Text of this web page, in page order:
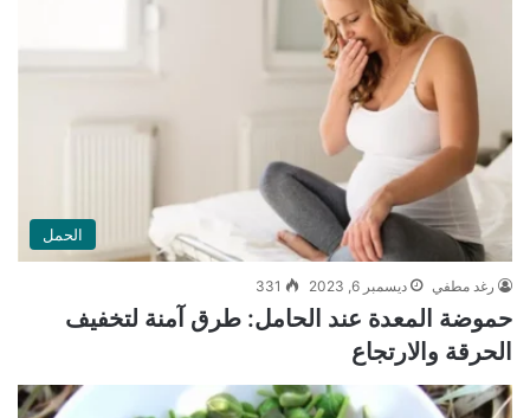
الحمل
رغد مطفي ديسمبر 6, 2023 331
حموضة المعدة عند الحامل: طرق آمنة لتخفيف
الحرقة والارتجاع